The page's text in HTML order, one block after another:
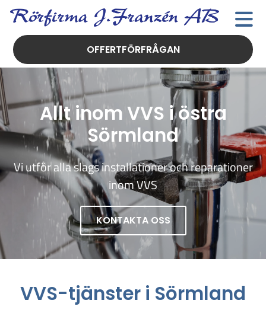
OFFERTFÖRFRÅGAN
Allt inom VVS i östra
Sörmland
Vi utför alla slags installationer och reparationer
inom VVS
KONTAKTA OSS
VVS-tjänster i Sörmland